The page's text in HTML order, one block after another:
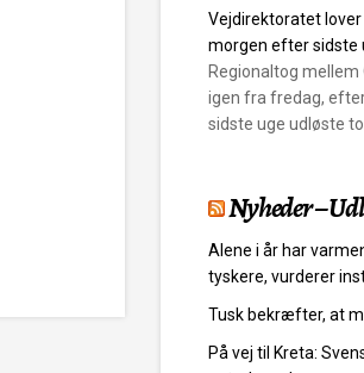
Vejdirektoratet
morgen efter sidste
Regionaltog mellem
igen fra fredag,
sidste uge udløste
Nyheder –
Alene i år har
tyskere, vurderer
Tusk bekræfter, at
På vej til Kreta: